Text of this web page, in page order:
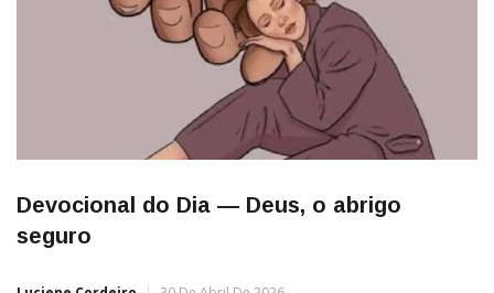
Devocional do Dia — Deus, o abrigo
seguro